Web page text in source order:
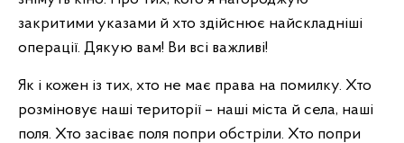
закритими указами й хто здійснює найскладніші
операції. Дякую вам! Ви всі важливі!
Як і кожен із тих, хто не має права на помилку. Хто
розміновує наші території – наші міста й села, наші
поля. Хто засіває поля попри обстріли. Хто попри